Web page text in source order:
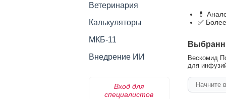
Ветеринария
Калькуляторы
МКБ-11
Внедрение ИИ
Вход для
специалистов
💊
✅
Вескомид
для